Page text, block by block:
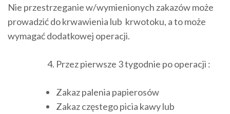
Nie przestrzeganie w/wymienionych zakazów może
prowadzić do krwawienia lub krwotoku, a to może
wymagać dodatkowej operacji.
Przez pierwsze 3 tygodnie po operacji :
Zakaz palenia papierosów
Zakaz częstego picia kawy lub